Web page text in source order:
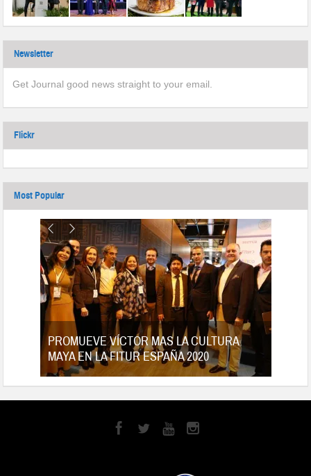
Newsletter
Get Journal good news straight to your email.
Flickr
Most Popular
PROMUEVE VÍCTOR MAS LA CULTURA
MAYA EN LA FITUR ESPAÑA 2020